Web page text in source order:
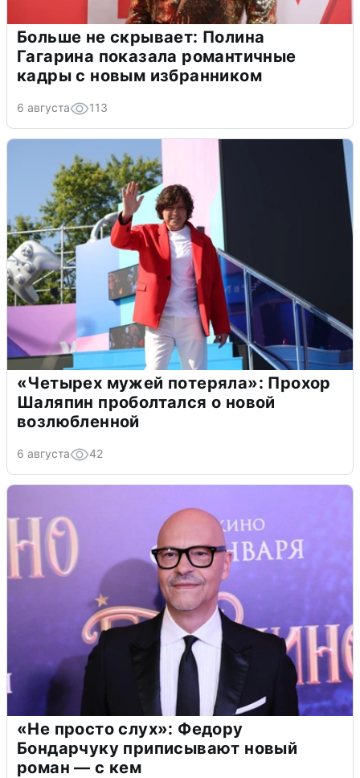
Больше не скрывает: Полина
Гагарина показала романтичные
кадры с новым избранником
6 августа 113
«Четырех мужей потеряла»: Прохор
Шаляпин проболтался о новой
возлюбленной
6 августа 42
«Не просто слух»: Федору
Бондарчуку приписывают новый
роман — с кем